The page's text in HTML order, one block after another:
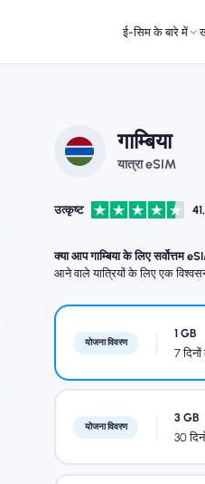
ई-सिम के बारे में
गाम्बिया
यात्रा eSIM
उत्कृष्ट
क्या आप गाम्बिया के लिए सर्वोत्तम
आने वाले यात्रियों के लिए एक
योजना विवरण
1 GB
7
योजना विवरण
3 GB
30